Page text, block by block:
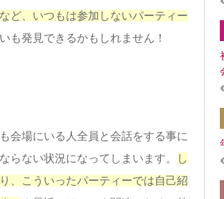
ど、いつもは参加しないパーティー
も発見できるかもしれません！
会場にいる人全員と会話をする事に
らない状況になってしまいます。
し
、こういったパーティーでは自己紹